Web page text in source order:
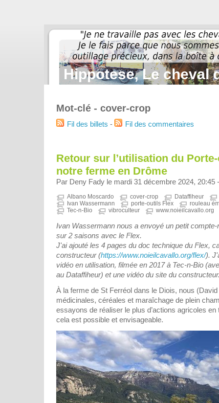
Hippotese, Le cheval
Mot-clé - cover-crop
Fil des billets - Fil des commentaires
Retour sur l’utilisation du
notre ferme en Drôme
Par Deny Fady le mardi 31 décembre 2024, 20:45
Albano Moscardo cover-crop
Dataffiheur
Ivan Wassermann
porte-outils Flex
rouleau
Tec-n-Bio
vibroculteur www.noieilcavallo.org
Ivan Wassermann nous a envoyé un petit
sur 2 saisons avec le Flex.
J'ai ajouté les 4 pages du doc technique du Flex,
constructeur (https://www.noieilcavallo.org/flex/).
vidéo en utilisation, filmée en 2017 à Tec-n-Bio
au Dataffiheur) et une vidéo du site du
À la ferme de St Ferréol dans le Diois, nous
médicinales, céréales et maraîchage de plein
essayons de réaliser le plus d’actions agricoles
cela est possible et envisageable.